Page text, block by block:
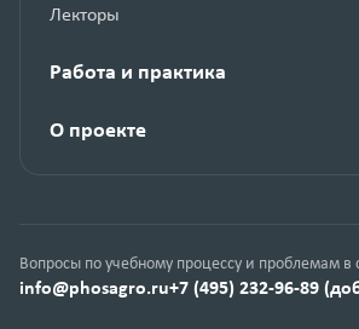
Лекторы
Работа и практика
О проекте
Вопросы по учебному процессу и проблемам в
info@phosagro.ru+7 (495) 232-96-89